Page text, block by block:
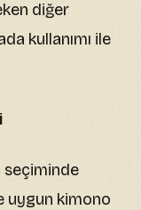
diğer
kullanımı ile
seçiminde
uygun kimono